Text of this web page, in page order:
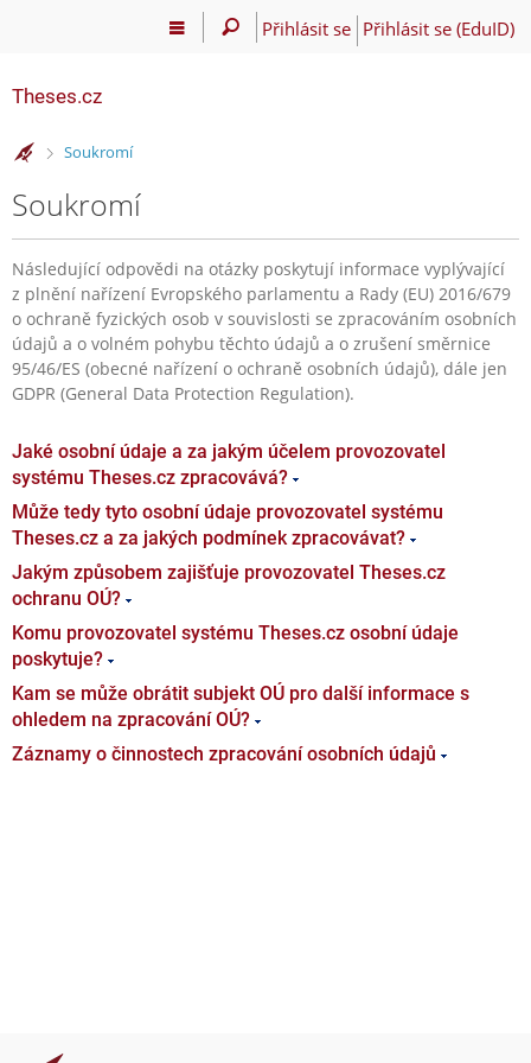
Přihlásit se Přihlásit se (EduID)
Theses.cz
>
Soukromí
Soukromí
Následující odpovědi na otázky poskytují informace vyplývající
z plnění nařízení Evropského parlamentu a Rady (EU) 2016/679
o ochraně fyzických osob v souvislosti se zpracováním osobních
údajů a o volném pohybu těchto údajů a o zrušení směrnice
95/46/ES (obecné nařízení o ochraně osobních údajů), dále jen
GDPR (General Data Protection Regulation).
Jaké osobní údaje a za jakým účelem provozovatel
systému Theses.cz zpracovává?
Může tedy tyto osobní údaje provozovatel systému
Theses.cz a za jakých podmínek zpracovávat?
Jakým způsobem zajišťuje provozovatel Theses.cz
ochranu OÚ?
Komu provozovatel systému Theses.cz osobní údaje
poskytuje?
Kam se může obrátit subjekt OÚ pro další informace s
ohledem na zpracování OÚ?
Záznamy o činnostech zpracování osobních údajů